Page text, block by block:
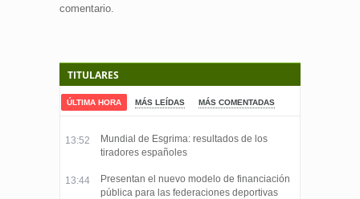
comentario.
TITULARES
ÚLTIMA HORA MÁS LEÍDAS MÁS COMENTADAS
13:52
Mundial de Esgrima: resultados de los
tiradores españoles
13:44
Presentan el nuevo modelo de financiación
pública para las federaciones deportivas